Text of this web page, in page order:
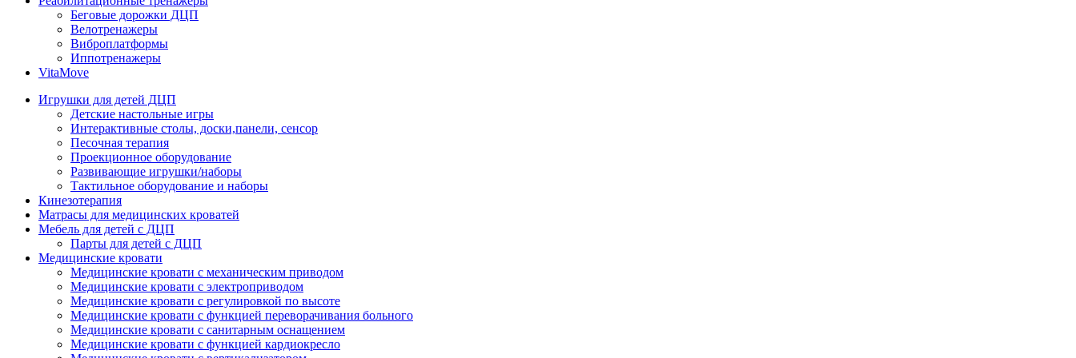
Беговые дорожки ДЦП
Велотренажеры
Виброплатформы
Иппотренажеры
VitaMove
Игрушки для детей ДЦП
Детские настольные игры
Интерактивные столы, доски,панели, сенсор
Песочная терапия
Проекционное оборудование
Развивающие игрушки/наборы
Тактильное оборудование и наборы
Кинезотерапия
Матрасы для медицинских кроватей
Мебель для детей с ДЦП
Парты для детей с ДЦП
Медицинские кровати
Медицинские кровати с механическим приводом
Медицинские кровати с электроприводом
Медицинские кровати с регулировкой по высоте
Медицинские кровати с функцией переворачивания больного
Медицинские кровати с санитарным оснащением
Медицинские кровати с функцией кардиокресло